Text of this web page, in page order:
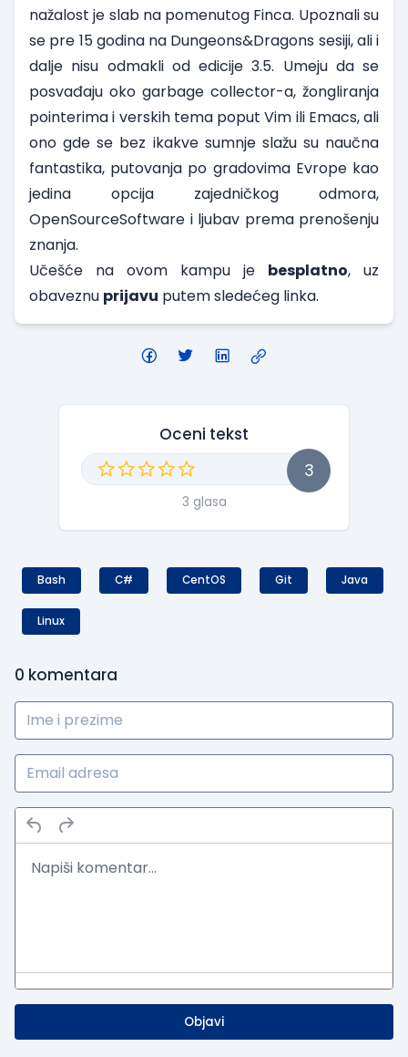
nažalost je slab na pomenutog Finca. Upoznali su
se pre 15 godina na Dungeons&Dragons sesiji, ali i
dalje nisu odmakli od edicije 3.5. Umeju da se
posvađaju oko garbage collector-a, žongliranja
pointerima i verskih tema poput Vim ili Emacs, ali
ono gde se bez ikakve sumnje slažu su naučna
fantastika, putovanja po gradovima Evrope kao
jedina opcija zajedničkog odmora,
OpenSourceSoftware i ljubav prema prenošenju
znanja.
Učešće na ovom kampu je besplatno, uz
obaveznu prijavu putem sledećeg linka.
Oceni tekst
3
3 glasa
Bash C# CentOS Git Java
Linux
0 komentara
Objavi